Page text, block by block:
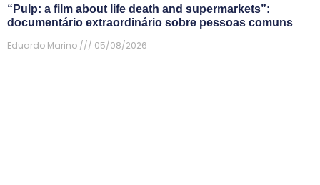
“Pulp: a film about life death and supermarkets”:
documentário extraordinário sobre pessoas comuns
Eduardo Marino
05/08/2026